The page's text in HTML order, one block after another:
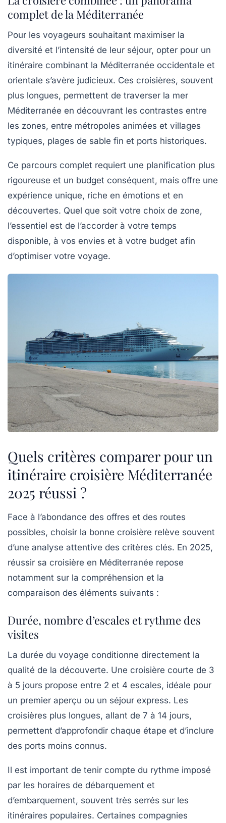
complet de la Méditerranée
Pour les voyageurs souhaitant maximiser la
diversité et l’intensité de leur séjour, opter pour un
itinéraire combinant la Méditerranée occidentale et
orientale s’avère judicieux. Ces croisières, souvent
plus longues, permettent de traverser la mer
Méditerranée en découvrant les contrastes entre
les zones, entre métropoles animées et villages
typiques, plages de sable fin et ports historiques.
Ce parcours complet requiert une planification plus
rigoureuse et un budget conséquent, mais offre une
expérience unique, riche en émotions et en
découvertes. Quel que soit votre choix de zone,
l’essentiel est de l’accorder à votre temps
disponible, à vos envies et à votre budget afin
d’optimiser votre voyage.
Quels critères comparer pour un
itinéraire croisière Méditerranée
2025 réussi ?
Face à l’abondance des offres et des routes
possibles, choisir la bonne croisière relève souvent
d’une analyse attentive des critères clés. En 2025,
réussir sa croisière en Méditerranée repose
notamment sur la compréhension et la
comparaison des éléments suivants :
Durée, nombre d’escales et rythme des
visites
La durée du voyage conditionne directement la
qualité de la découverte. Une croisière courte de 3
à 5 jours propose entre 2 et 4 escales, idéale pour
un premier aperçu ou un séjour express. Les
croisières plus longues, allant de 7 à 14 jours,
permettent d’approfondir chaque étape et d’inclure
des ports moins connus.
Il est important de tenir compte du rythme imposé
par les horaires de débarquement et
d’embarquement, souvent très serrés sur les
itinéraires populaires. Certaines compagnies